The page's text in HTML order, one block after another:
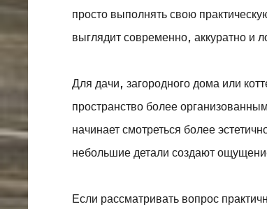
просто выполнять свою
выглядит современно, аккуратно и
Для дачи, загородного дома или
пространство более
начинает смотреться более
небольшие детали создают
Если рассматривать вопрос